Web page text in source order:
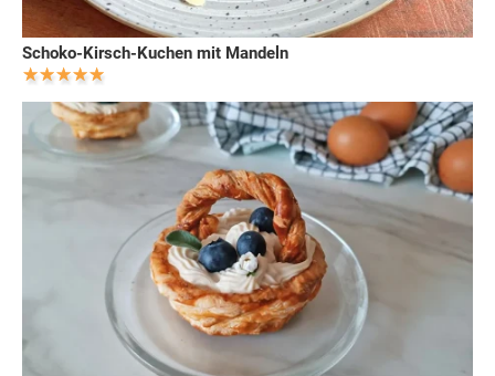
Schoko-Kirsch-Kuchen mit Mandeln